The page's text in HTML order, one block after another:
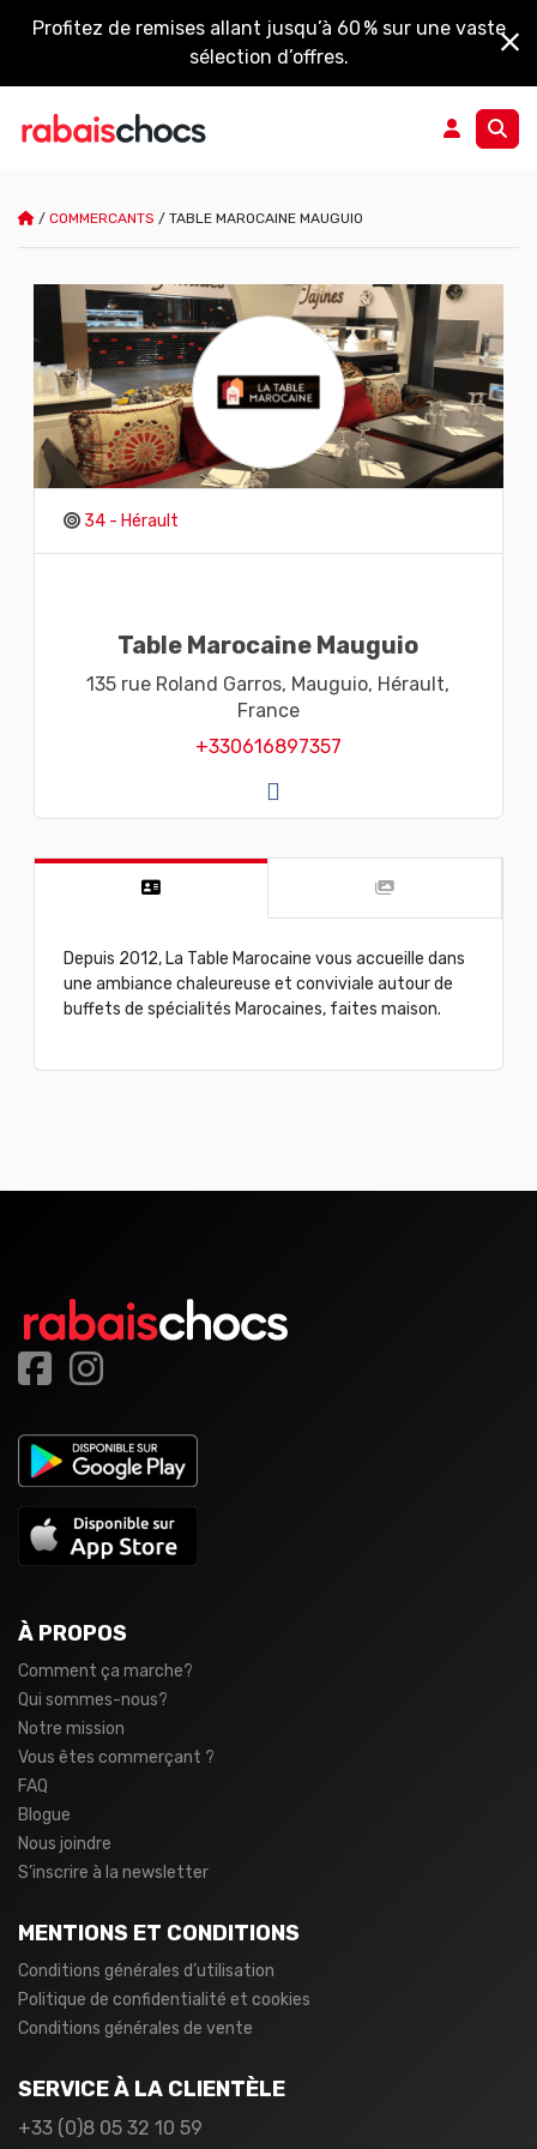
Profitez de remises allant jusqu’à 60 % sur une vaste
sélection d’offres.
/ COMMERCANTS / TABLE MAROCAINE MAUGUIO
34 - Hérault
Table Marocaine Mauguio
135 rue Roland Garros, Mauguio, Hérault,
France
+330616897357
Depuis 2012, La Table Marocaine vous accueille dans
une ambiance chaleureuse et conviviale autour de
buffets de spécialités Marocaines, faites maison.
À PROPOS
Comment ça marche?
Qui sommes-nous?
Notre mission
Vous êtes commerçant ?
FAQ
Blogue
Nous joindre
S’inscrire à la newsletter
MENTIONS ET CONDITIONS
Conditions générales d’utilisation
Politique de confidentialité et cookies
Conditions générales de vente
SERVICE À LA CLIENTÈLE
+33 (0)8 05 32 10 59